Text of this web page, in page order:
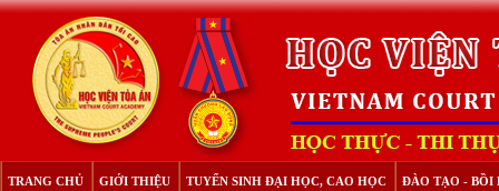
TRANG CHỦ GIỚI THIỆU TUYỂN SINH ĐẠI HỌC, CAO HỌC ĐÀO TẠO - BỒI